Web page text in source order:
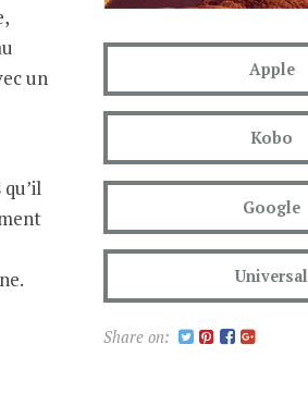
un
Apple
Kobo
Google
Universal
Share on: